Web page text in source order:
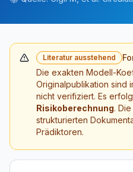
Literatur ausstehend
Die exakten Modell-
Originalpublikation sind
nicht verifiziert. Es
Risikoberechnung.
strukturierten
Prädiktoren.